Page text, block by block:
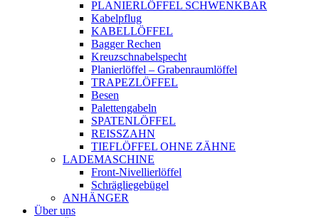
PLANIERLÖFFEL SCHWENKBAR
Kabelpflug
KABELLÖFFEL
Bagger Rechen
Kreuzschnabelspecht
Planierlöffel – Grabenraumlöffel
TRAPEZLÖFFEL
Besen
Palettengabeln
SPATENLÖFFEL
REISSZAHN
TIEFLÖFFEL OHNE ZÄHNE
LADEMASCHINE
Front-Nivellierlöffel
Schrägliegebügel
ANHÄNGER
Über uns